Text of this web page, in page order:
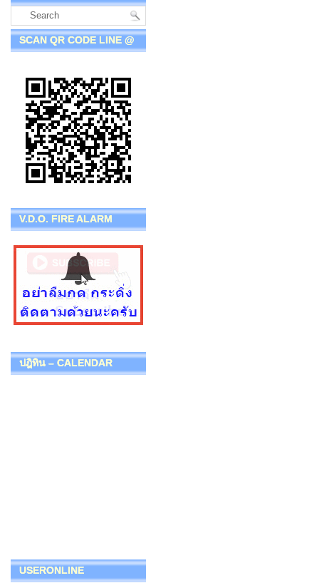
SCAN QR CODE LINE @
V.D.O. FIRE ALARM
ปฎิทิน – CALENDAR
USERONLINE